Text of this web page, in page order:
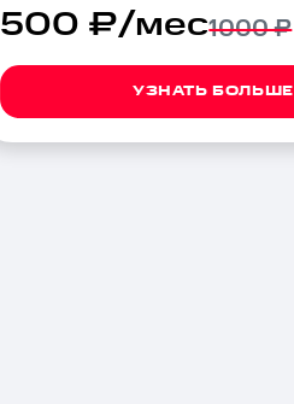
500 ₽/мес1000 ₽
УЗНАТЬ БОЛЬШЕ